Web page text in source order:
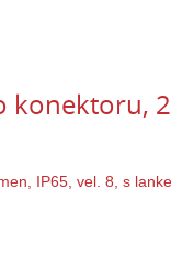
konektoru,